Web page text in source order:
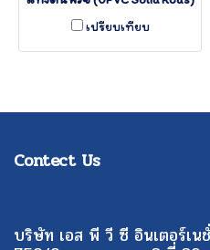
เปรียบเทียบ
Contect Us
บริษัท เอส พี วี ซี อินเตอร์เน